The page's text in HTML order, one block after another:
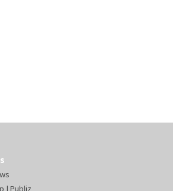
| Publiz